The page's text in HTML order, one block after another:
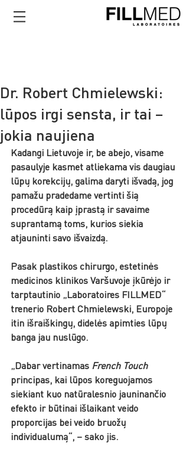
Dr. Robert Chmielewski:
lūpos irgi sensta, ir tai –
jokia naujiena
Kadangi Lietuvoje ir, be abejo, visame
pasaulyje kasmet atliekama vis daugiau
lūpų korekcijų, galima daryti išvadą, jog
pamažu pradedame vertinti šią
procedūrą kaip įprastą ir savaime
suprantamą toms, kurios siekia
atjauninti savo išvaizdą.
Pasak plastikos chirurgo, estetinės
medicinos klinikos Varšuvoje įkūrėjo ir
tarptautinio „Laboratoires FILLMED“
trenerio Robert Chmielewski, Europoje
itin išraiškingų, didelės apimties lūpų
banga jau nuslūgo.
„Dabar vertinamas French Touch
principas, kai lūpos koreguojamos
siekiant kuo natūralesnio jauninančio
efekto ir būtinai išlaikant veido
proporcijas bei veido bruožų
individualumą“, – sako jis.